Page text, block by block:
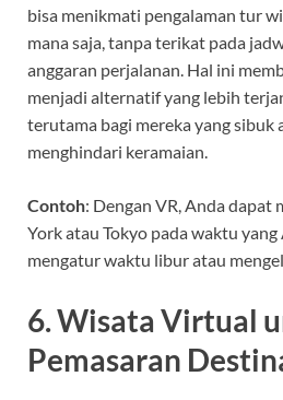
bisa menikmati pengalaman tur
mana saja, tanpa terikat pada
anggaran perjalanan. Hal ini
menjadi alternatif yang lebih
terutama bagi mereka yang sibuk
menghindari keramaian.
Contoh: Dengan VR, Anda dapat
York atau Tokyo pada waktu
mengatur waktu libur atau
6.Wisata Virtual
Pemasaran